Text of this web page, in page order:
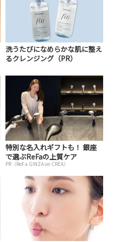
洗うたびになめらかな肌に整え
るクレンジング（PR）
特別な名入れギフトも！ 銀座
で選ぶReFaの上質ケア
PR（ReFa GINZA on CREA）